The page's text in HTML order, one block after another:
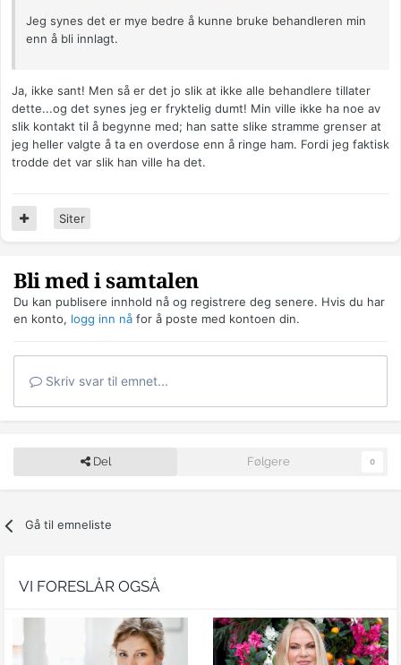
Jeg synes det er mye bedre å kunne bruke behandleren min
enn å bli innlagt.
Ja, ikke sant! Men så er det jo slik at ikke alle behandlere tillater
dette...og det synes jeg er fryktelig dumt! Min ville ikke ha noe av
slik kontakt til å begynne med; han satte slike stramme grenser at
jeg heller valgte å ta en overdose enn å ringe ham. Fordi jeg faktisk
trodde det var slik han ville ha det.
Siter
Bli med i samtalen
Du kan publisere innhold nå og registrere deg senere. Hvis du har
en konto, logg inn nå for å poste med kontoen din.
Skriv svar til emnet...
Del Følgere 0
Gå til emneliste
VI FORESLÅR OGSÅ